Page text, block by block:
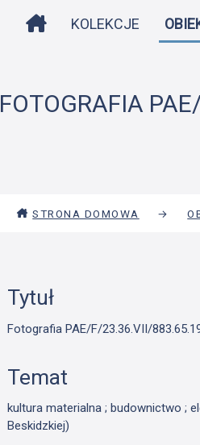
STRONA DOMOWA
KOLEKCJE
FOTOGRAFIA
STRONA DOMOWA →
Tytuł
Fotografia PAE/F/23.36.VII/
Temat
kultura materialna ; budownictwo ;
Beskidzkiej)